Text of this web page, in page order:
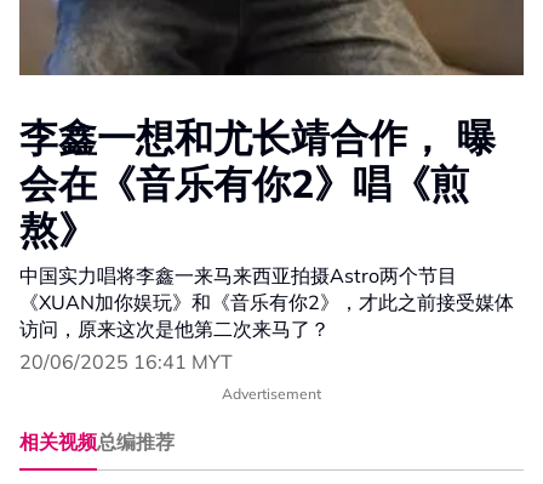
李鑫一想和尤长靖合作， 曝
会在《音乐有你2》唱《煎
熬》
中国实力唱将李鑫一来马来西亚拍摄Astro两个节目
《XUAN加你娱玩》和《音乐有你2》，才此之前接受媒体
访问，原来这次是他第二次来马了？
20/06/2025 16:41 MYT
Advertisement
相关视频总编推荐